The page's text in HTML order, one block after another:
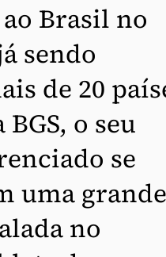
Brasil no
sendo
de 20
o seu
se
uma grande
no